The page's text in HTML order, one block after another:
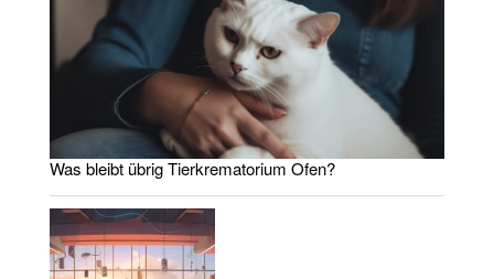
Was bleibt übrig Tierkrematorium Ofen?